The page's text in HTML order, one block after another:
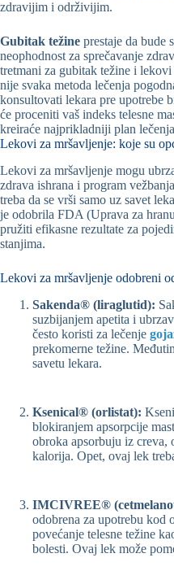
zdravijim i održivijim.
Gubitak težine prestaje da bude
neophodnost za sprečavanje
tretmani za gubitak težine i
nije svaka metoda lečenja
konsultovati lekara pre upotrebe
će proceniti vaš indeks telesne
kreiraće najprikladniji plan
Lekovi za mršavljenje: koje su
Lekovi za mršavljenje mogu
zdrava ishrana i program
treba da se vrši samo uz savet
je odobrila FDA (Uprava za
pružiti efikasne rezultate za
stanjima.
Lekovi za mršavljenje odobreni
Sakenda® (liraglutid):
suzbijanjem apetita i
često koristi za lečenje
prekomerne težine.
savetu lekara.
Ksenical® (orlistat):
blokiranjem apsorpcije
obroka apsorbuju iz creva,
kalorija. Opet, ovaj lek
IMCIVREE®
odobrena za upotrebu kod
povećanje telesne težine
bolesti. Ovaj lek može